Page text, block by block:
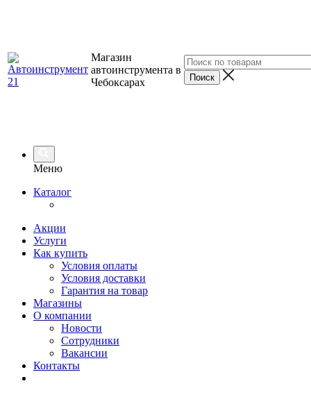
Магазин
автоинструмента в
Чебоксарах
Меню
Каталог
Акции
Услуги
Как купить
Условия оплаты
Условия доставки
Гарантия на товар
Магазины
О компании
Новости
Сотрудники
Вакансии
Контакты